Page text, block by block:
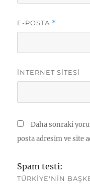
E-POSTA *
İNTERNET SITESI
Daha sonraki
posta adresim ve site
Spam testi:
TÜRKIYE'NIN